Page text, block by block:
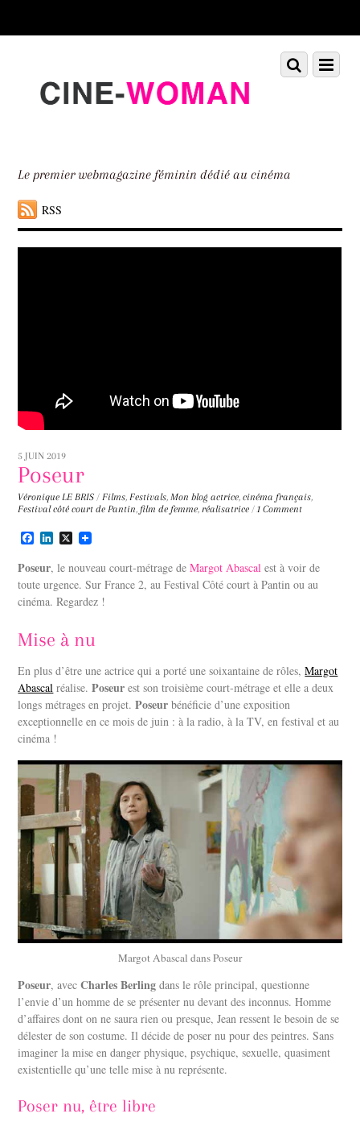
down
Le premier webmagazine féminin dédié au cinéma
RSS
Menu
Scroll
down
5 JUIN 2019
Poseur
Véronique LE BRIS / Films,Festivals,Mon blog actrice,cinéma français,
Festival côté court de Pantin, film de femme,réalisatrice / 1 Comment
F
c
e
b
o
L
n
k
e
d
X
Poseur, le nouveau court-métrage deMargot Abascal est à voir de
toute urgence. Sur France 2, au Festival Côté court à Pantin ou au
cinéma. Regardez !
Mise à nu
En plus d’être une actrice qui a porté une soixantaine de rôles,Margot
Abascal réalise.Poseur est son troisième court-métrage et elle a deux
longs métrages en projet.Poseur bénéficie d’une exposition
exceptionnelle en ce mois de juin : à la radio, à la TV, en festival et au
cinéma !
Margot Abascal dans Poseur
Poseur, avecCharles Berling dans le rôle principal, questionne
l’envie d’un homme de se présenter nu devant des inconnus. Homme
d’affaires dont on ne saura rien ou presque, Jean ressent le besoin de se
délester de son costume. Il décide de poser nu pour des peintres. Sans
imaginer la mise en danger physique, psychique, sexuelle, quasiment
existentielle qu’une telle mise à nu représente.
Poser nu, être libre